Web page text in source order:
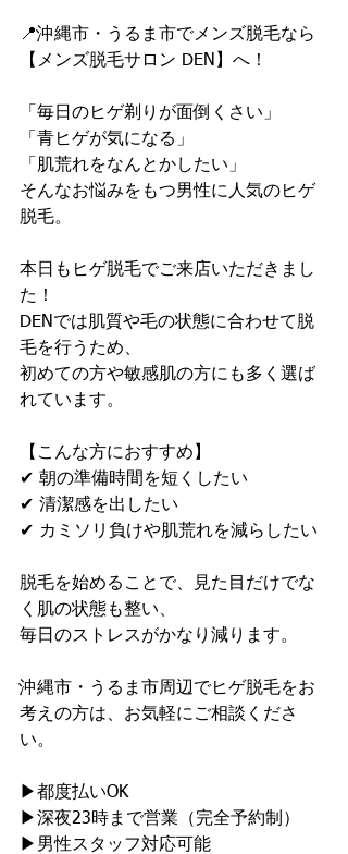
📍沖縄市・うるま市でメンズ脱毛なら
【メンズ脱毛サロン DEN】へ！
「毎日のヒゲ剃りが面倒くさい」
「青ヒゲが気になる」
「肌荒れをなんとかしたい」
そんなお悩みをもつ男性に人気のヒゲ
脱毛。
本日もヒゲ脱毛でご来店いただきまし
た！
DENでは肌質や毛の状態に合わせて脱
毛を行うため、
初めての方や敏感肌の方にも多く選ば
れています。
【こんな方におすすめ】
✔ 朝の準備時間を短くしたい
✔ 清潔感を出したい
✔ カミソリ負けや肌荒れを減らしたい
脱毛を始めることで、見た目だけでな
く肌の状態も整い、
毎日のストレスがかなり減ります。
沖縄市・うるま市周辺でヒゲ脱毛をお
考えの方は、お気軽にご相談くださ
い。
▶都度払いOK
▶深夜23時まで営業（完全予約制）
▶男性スタッフ対応可能